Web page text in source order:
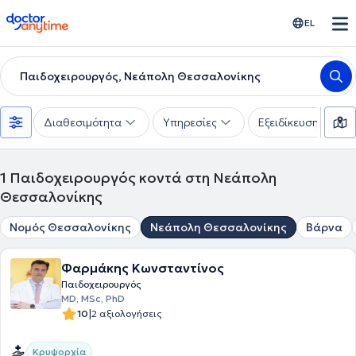
doctoranytime EL
Παιδοχειρουργός, Νεάπολη Θεσσαλονίκης
Διαθεσιμότητα Υπηρεσίες Εξειδίκευση
1 Παιδοχειρουργός κοντά στη Νεάπολη
Θεσσαλονίκης
Νομός Θεσσαλονίκης Νεάπολη Θεσσαλονίκης Βάρνα
Φαρμάκης Κωνσταντίνος
Παιδοχειρουργός
ΜD, MSc, PhD
10|2 αξιολογήσεις
Κρυψορχία